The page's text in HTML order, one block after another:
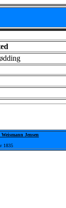
Jensen
1835